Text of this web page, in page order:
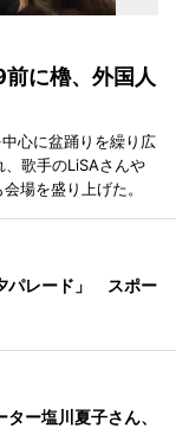
に櫓、外国人
心に盆踊りを繰り広
歌手のLiSAさんや
場を盛り上げた。
パレード」 スポー
ー塩川夏子さん、